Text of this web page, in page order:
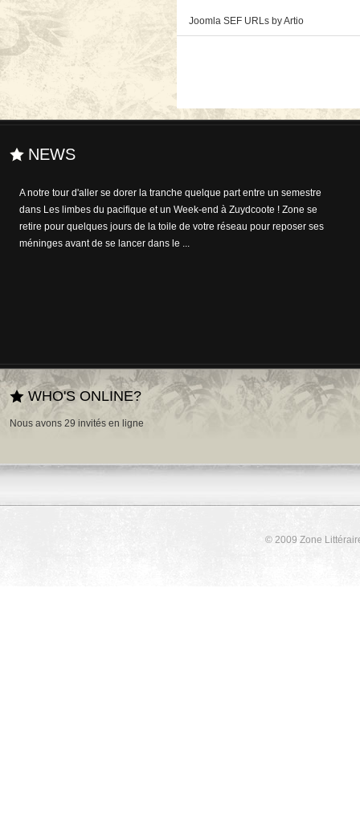
Joomla SEF URLs by Artio
NEWS
A notre tour d'aller se dorer la tranche quelque part entre un semestre
dans Les limbes du pacifique et un Week-end à Zuydcoote ! Zone se
retire pour quelques jours de la toile de votre réseau pour reposer ses
méninges avant de se lancer dans le ...
WHO'S ONLINE?
Nous avons 29 invités en ligne
© 2009 Zone